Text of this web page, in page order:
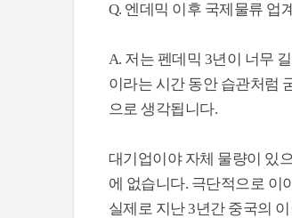
Q. 엔데믹 이후 국제물류 업
A. 저는 펜데믹 3년이 너무
이라는 시간 동안 습관처럼
으로 생각됩니다.
대기업이야 자체 물량이 있
에 없습니다. 극단적으로 이
실제로 지난 3년간 중국의